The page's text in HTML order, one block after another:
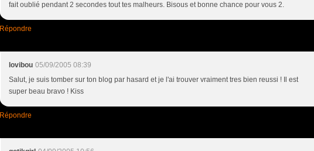
fait oublié pendant 2 secondes tout tes malheurs. Bisous et bonne chance pour vous 2.
Répondre
lovibou 05/09/2005 08:39
Salut, je suis tomber sur ton blog par hasard et je l'ai trouver vraiment tres bien reussi ! Il est
super beau bravo ! Kiss
Répondre